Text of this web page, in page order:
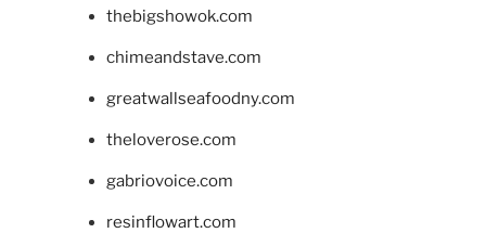
thebigshowok.com
chimeandstave.com
greatwallseafoodny.com
theloverose.com
gabriovoice.com
resinflowart.com